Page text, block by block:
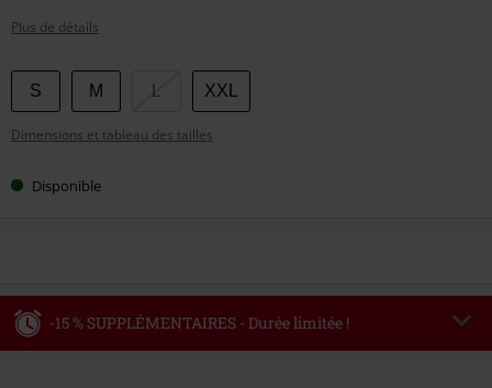
Plus de détails
Choisissez
votre
taille
S M XXL
Dimensions et tableau des tailles
Disponible
-15 % SUPPLÉMENTAIRES - Durée limitée !